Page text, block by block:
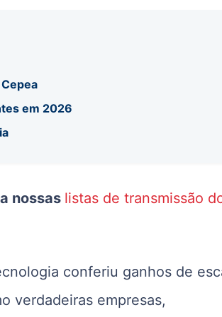
em 2026
nossas listas de transmissão
conferiu ganhos de
verdadeiras empresas,